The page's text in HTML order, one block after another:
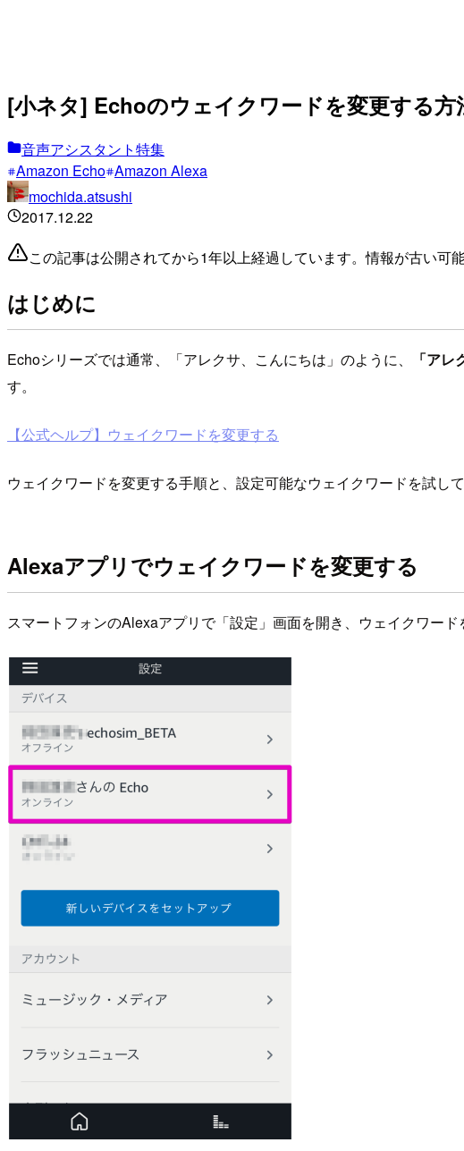
[小ネタ] Echoのウェイクワードを変更する方
音声アシスタント特集
Amazon Echo Amazon Alexa
mochida.atsushi
2017.12.22
この記事は公開されてから1年以上経過しています。情報が古い可
はじめに
Echoシリーズでは通常、「アレクサ、こんにちは」のように、 「アレ
す。
【公式ヘルプ】ウェイクワードを変更する
ウェイクワードを変更する手順と、設定可能なウェイクワードを試し
Alexaアプリでウェイクワードを変更する
スマートフォンのAlexaアプリで「設定」画面を開き、ウェイクワード